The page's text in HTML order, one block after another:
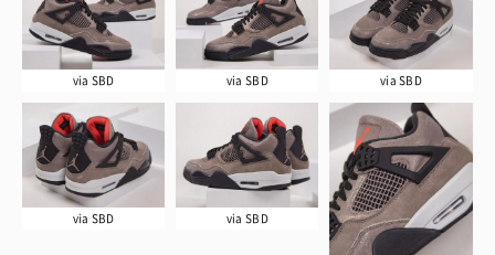
via SBD via SBD via SBD
via SBD via SBD